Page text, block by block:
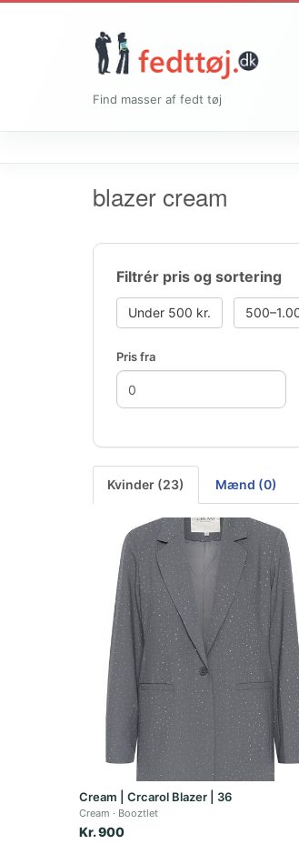
Find masser af fedt tøj
blazer cream
Filtrér pris og sortering
Under 500 kr.
Pris fra
Kvinder (23) Mænd (0)
Cream | Crcarol Blazer | 36
Cream Booztlet
Kr. 900